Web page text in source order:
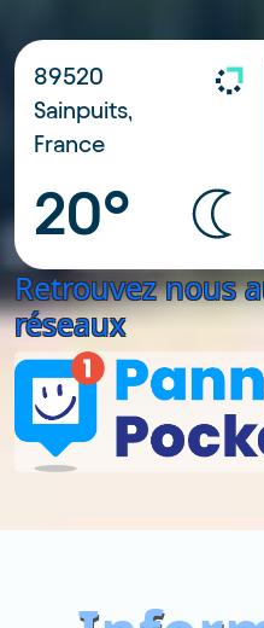
89520
Sainpuits,
France
20°
Retrouvez nous
réseaux